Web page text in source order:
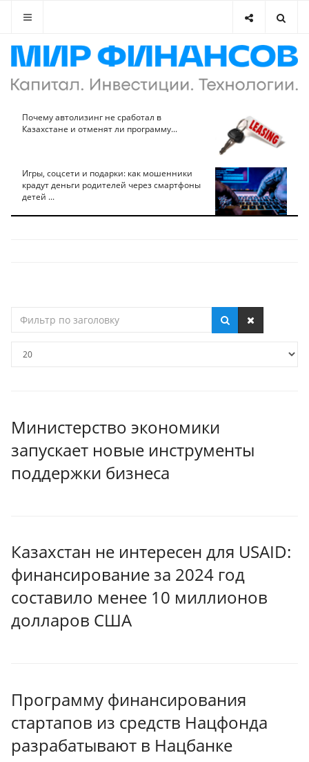
Почему автолизинг не сработал в
Казахстане и отменят ли программу...
Игры, соцсети и подарки: как мошенники
крадут деньги родителей через смартфоны
детей ...
по
Министерство экономики
запускает новые инструменты
поддержки бизнеса
Казахстан не интересен для USAID:
финансирование за 2024 год
составило менее 10 миллионов
долларов США
Программу финансирования
стартапов из средств Нацфонда
разрабатывают в Нацбанке